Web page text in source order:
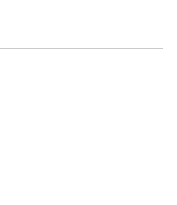
a 5 csillagból